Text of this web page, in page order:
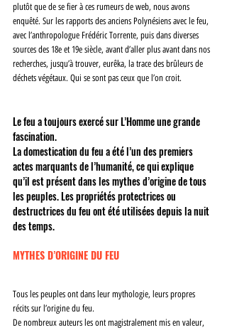
plutôt que de se fier à ces rumeurs de web, nous avons
enquêté. Sur les rapports des anciens Polynésiens avec le feu,
avec l’anthropologue Frédéric Torrente, puis dans diverses
sources des 18e et 19e siècle, avant d’aller plus avant dans nos
recherches, jusqu’à trouver, eurêka, la trace des brûleurs de
déchets végétaux. Qui se sont pas ceux que l’on croit.
Le feu a toujours exercé sur L’Homme une grande
fascination.
La domestication du feu a été l’un des premiers
actes marquants de l’humanité, ce qui explique
qu’il est présent dans les mythes d’origine de tous
les peuples. Les propriétés protectrices ou
destructrices du feu ont été utilisées depuis la nuit
des temps.
MYTHES D’ORIGINE DU FEU
Tous les peuples ont dans leur mythologie, leurs propres
récits sur l’origine du feu.
De nombreux auteurs les ont magistralement mis en valeur,